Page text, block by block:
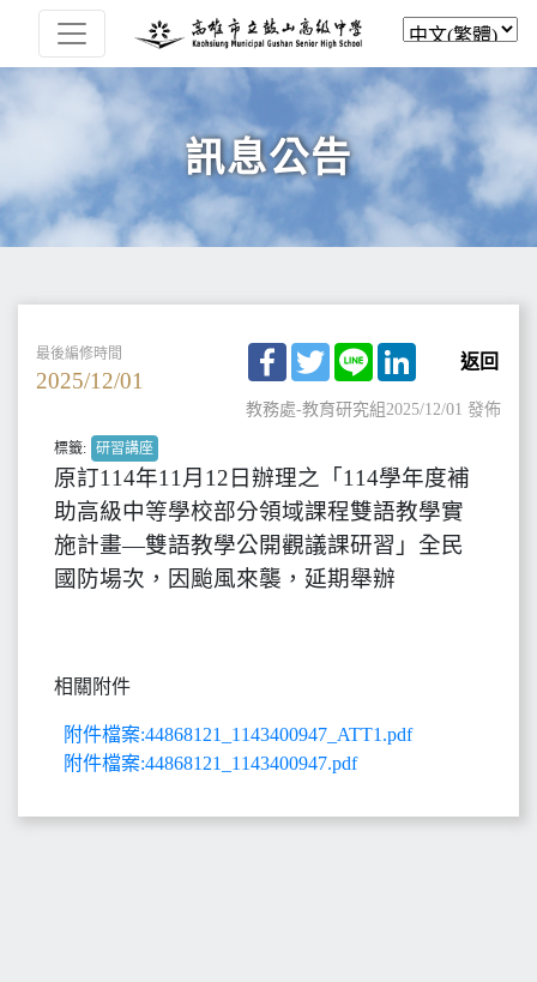
訊息公告
最後編修時間
2025/12/01
Facebook
TwitterLine LinkedIn
返回
教務處-教育研究組2025/12/01 發佈
標籤: 研習講座
原訂114年11月12日辦理之「114學年度補
助高級中等學校部分領域課程雙語教學實
施計畫—雙語教學公開觀議課研習」全民
國防場次，因颱風來襲，延期舉辦
相關附件
附件檔案:44868121_1143400947_ATT1.pdf
附件檔案:44868121_1143400947.pdf